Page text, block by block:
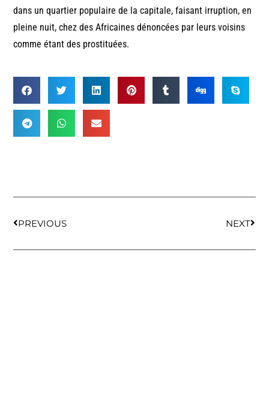
dans un quartier populaire de la capitale, faisant irruption, en
pleine nuit, chez des Africaines dénoncées par leurs voisins
comme étant des prostituées.
PREVIOUS NEXT